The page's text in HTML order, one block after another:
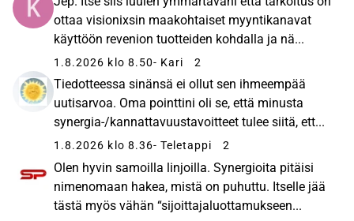
ottaa visionixsin maakohtaiset myyntikanavat
käyttöön revenion tuotteiden kohdalla ja nä...
1.8.2026 klo 8.50- Kari 2
Tiedotteessa sinänsä ei ollut sen ihmeempää
uutisarvoa. Oma pointtini oli se, että minusta
synergia-/kannattavuustavoitteet tulee siitä, ett...
1.8.2026 klo 8.36- Teletappi 2
Olen hyvin samoilla linjoilla. Synergioita pitäisi
nimenomaan hakea, mistä on puhuttu. Itselle jää
tästä myös vähän “sijoittajaluottamukseen...